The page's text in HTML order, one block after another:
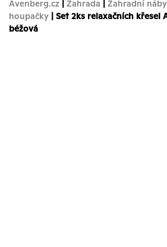
Avenberg.cz | Zahrada | Zahradní
houpačky | Set 2ks relaxačních křesel
béžová